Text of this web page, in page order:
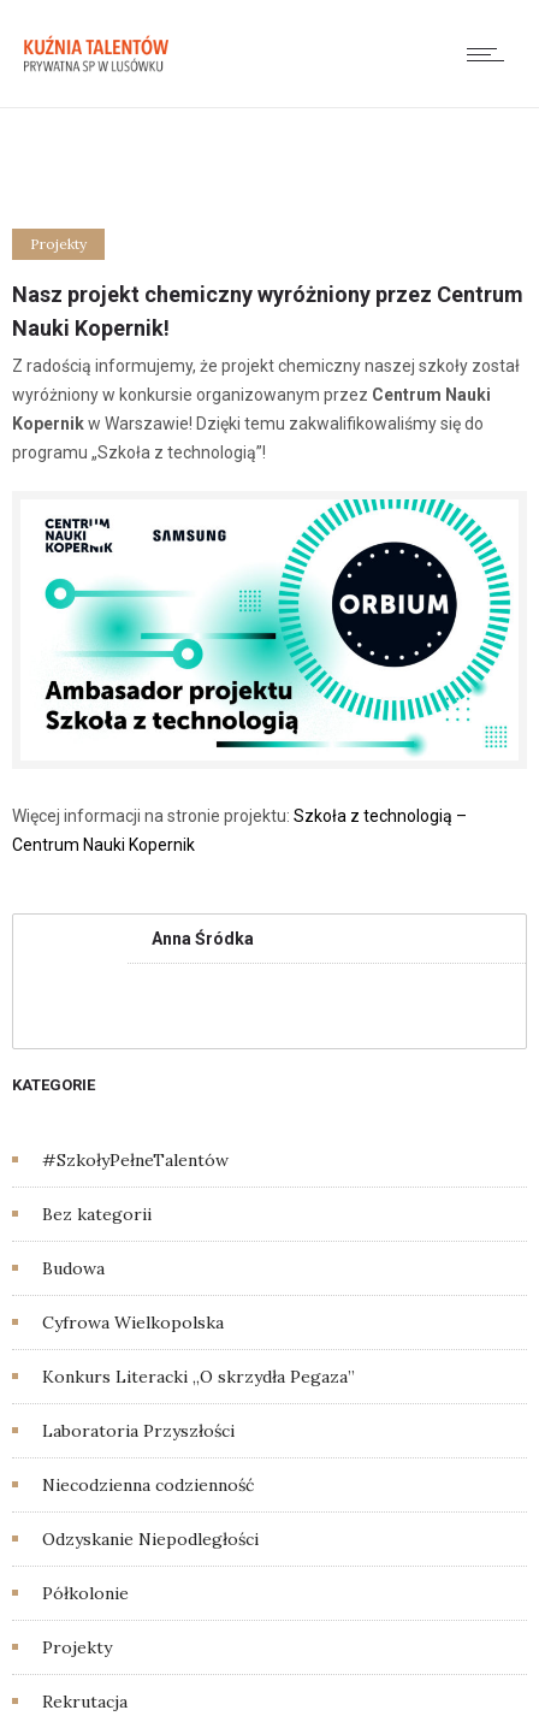
Projekty
Nasz projekt chemiczny wyróżniony przez Centrum
Nauki Kopernik!
Z radością informujemy, że projekt chemiczny naszej szkoły został
wyróżniony w konkursie organizowanym przez Centrum Nauki
Kopernikw Warszawie! Dzięki temu zakwalifikowaliśmy się do
programu „Szkoła z technologią”!
Więcej informacji na stronie projektu: Szkoła z technologią –
Centrum Nauki Kopernik
Anna Śródka
KATEGORIE
#SzkołyPełneTalentów
Bez kategorii
Budowa
Cyfrowa Wielkopolska
Konkurs Literacki „O skrzydła Pegaza”
Laboratoria Przyszłości
Niecodzienna codzienność
Odzyskanie Niepodległości
Półkolonie
Projekty
Rekrutacja